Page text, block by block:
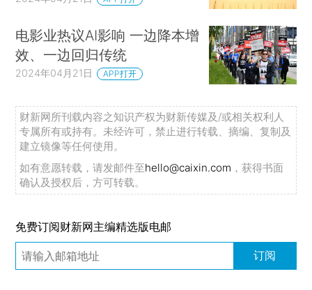
电影业热议AI影响 一边降本增
效、一边回归传统
2024年04月21日 APP打开
财新网所刊载内容之知识产权为财新传媒及/或相关权利人
专属所有或持有。未经许可，禁止进行转载、摘编、复制及
建立镜像等任何使用。
如有意愿转载，请发邮件至hello@caixin.com ，获得书面
确认及授权后，方可转载。
免费订阅财新网主编精选版电邮
订阅